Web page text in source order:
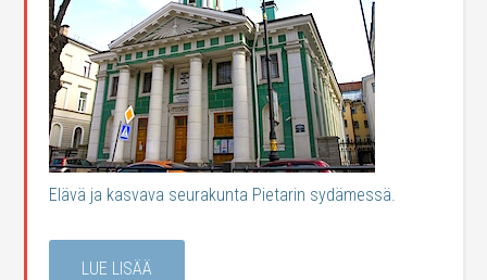
Elävä ja kasvava seurakunta Pietarin sydämessä.
LUE LISÄÄ